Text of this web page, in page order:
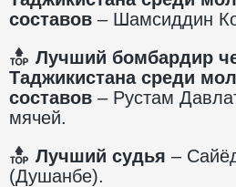
составов – Шамсиддин
Лучший бомбардир
Таджикистана среди
составов – Рустам
мячей.
Лучший судья –
(Душанбе).